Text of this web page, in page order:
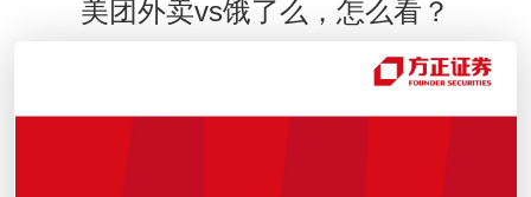
美团外卖vs饿了么，怎么看？